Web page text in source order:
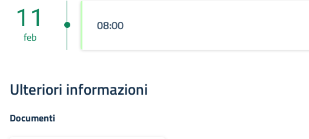
11
feb
08:00
Ulteriori informazioni
Documenti